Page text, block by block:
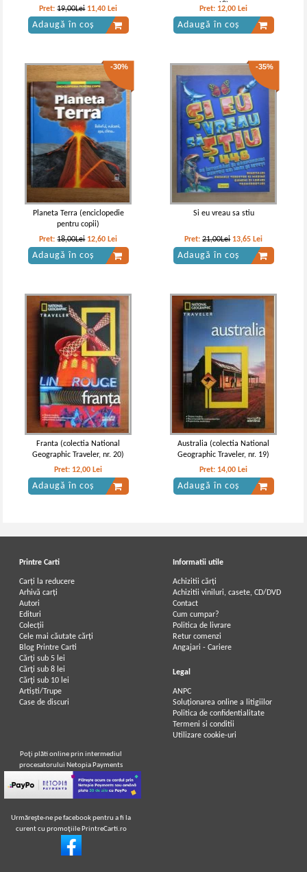
Pret:19,00Lei 11,40 Lei
Adaugă în coș
18)
Pret: 12,00 Lei
Adaugă în coș
-30%
Planeta Terra (enciclopedie
pentru copii)
Pret:18,00Lei 12,60 Lei
Adaugă în coș
-35%
Si eu vreau sa stiu
Pret:21,00Lei 13,65 Lei
Adaugă în coș
Franta (colectia National
Geographic Traveler, nr. 20)
Pret: 12,00 Lei
Adaugă în coș
Australia (colectia National
Geographic Traveler, nr. 19)
Pret: 14,00 Lei
Adaugă în coș
Printre Carti
Carți la reducere
Arhivă carți
Autori
Edituri
Colecții
Cele mai căutate cărți
Blog Printre Carti
Cărţi sub 5 lei
Cărţi sub 8 lei
Cărţi sub 10 lei
Artiști/Trupe
Case de discuri
Informatii utile
Achizitii cărți
Achizitii viniluri, casete, CD/DVD
Contact
Cum cumpar?
Politica de livrare
Retur comenzi
Angajari - Cariere
Legal
ANPC
Soluționarea online a litigiilor
Politica de confidentialitate
Termeni si conditii
Utilizare cookie-uri
Poţi plăti online prin intermediul
procesatorului Netopia Payments
Urmăreşte-ne pe facebook pentru a fi la
curent cu promoţiile PrintreCarti.ro